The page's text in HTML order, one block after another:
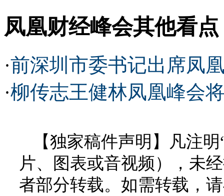
凤凰财经峰会其他看点
·前深圳市委书记出席凤
·柳传志王健林凤凰峰会
【独家稿件声明】凡注
片、图表或音视频），未
者部分转载。如需转载，